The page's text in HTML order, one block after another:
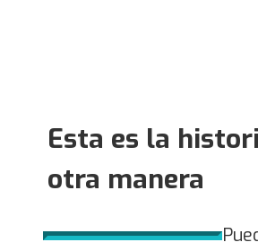
Esta es la
otra manera